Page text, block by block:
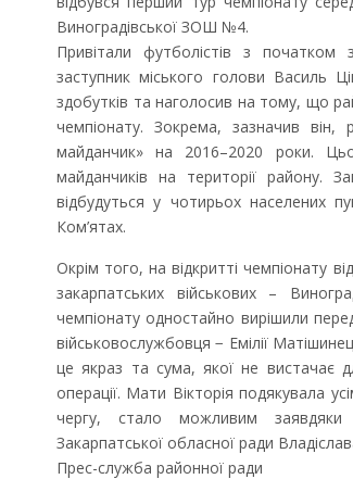
Виноградівської ЗОШ №4.
Привітали футболістів з
заступник міського голови Василь
здобутків та наголосив на тому, що
чемпіонату. Зокрема, зазначив він,
майданчик» на 2016–2020 роки.
майданчиків на території району.
відбудуться у чотирьох населених
Ком’ятах.
Окрім того, на відкритті чемпіонату
закарпатських військових –
чемпіонату одностайно вирішили
військовослужбовця − Емілії
це якраз та сума, якої не вистачає
операції. Мати Вікторія подякувала
чергу, стало можливим
Закарпатської обласної ради
Прес-служба районної ради